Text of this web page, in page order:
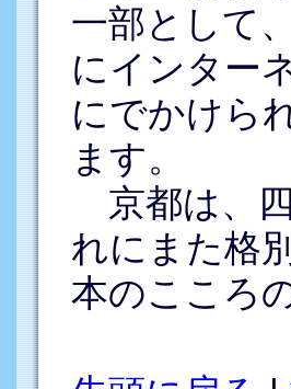
一部として
にインター
にでかけら
ます。
京都は、
れにまた格
本のこころ